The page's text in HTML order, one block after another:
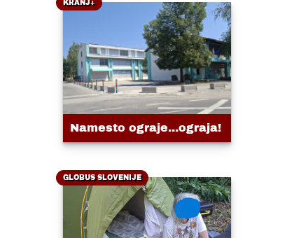
KRANJ+
Namesto ograje...ograja!
GLOBUS SLOVENIJE